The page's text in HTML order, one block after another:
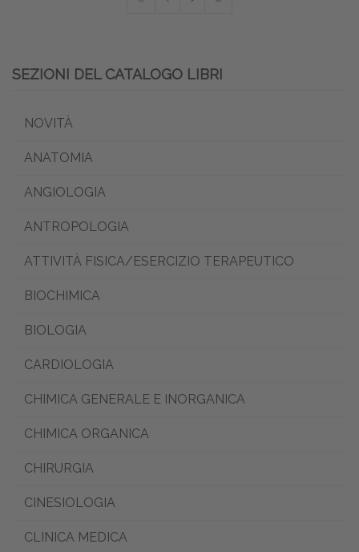
SEZIONI DEL CATALOGO LIBRI
NOVITÀ
ANATOMIA
ANGIOLOGIA
ANTROPOLOGIA
ATTIVITÀ FISICA/ESERCIZIO TERAPEUTICO
BIOCHIMICA
BIOLOGIA
CARDIOLOGIA
CHIMICA GENERALE E INORGANICA
CHIMICA ORGANICA
CHIRURGIA
CINESIOLOGIA
CLINICA MEDICA